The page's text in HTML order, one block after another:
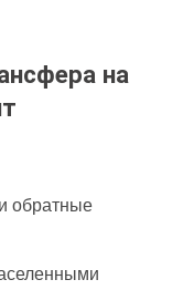
на
обратные